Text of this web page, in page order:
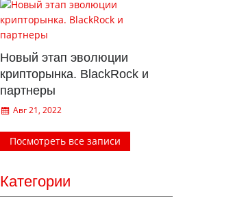
Новый этап эволюции
крипторынка. BlackRock и
партнеры
Авг 21, 2022
Посмотреть все записи
Категории